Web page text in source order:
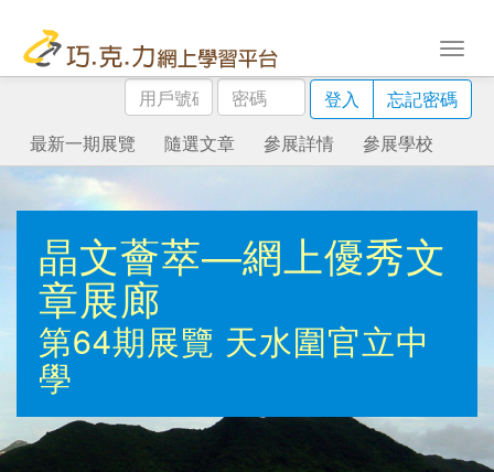
用
戶
號
碼
密
碼
登入
忘記密碼
最新一期展覽
隨選文章 參展詳情 參展學校
晶文薈萃—網上優秀文
章展廊
第64期展覽 天水圍官立中
學